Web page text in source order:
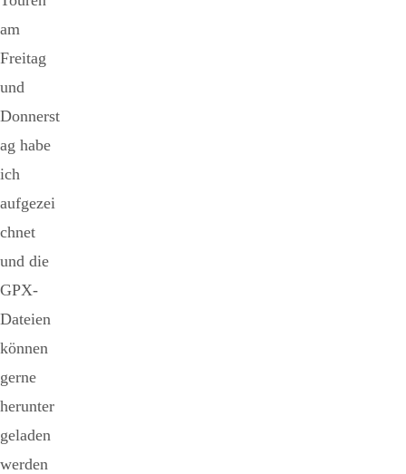
am
Freitag
und
Donnerst
ag habe
ich
aufgezei
chnet
und die
GPX-
Dateien
können
gerne
herunter
geladen
werden